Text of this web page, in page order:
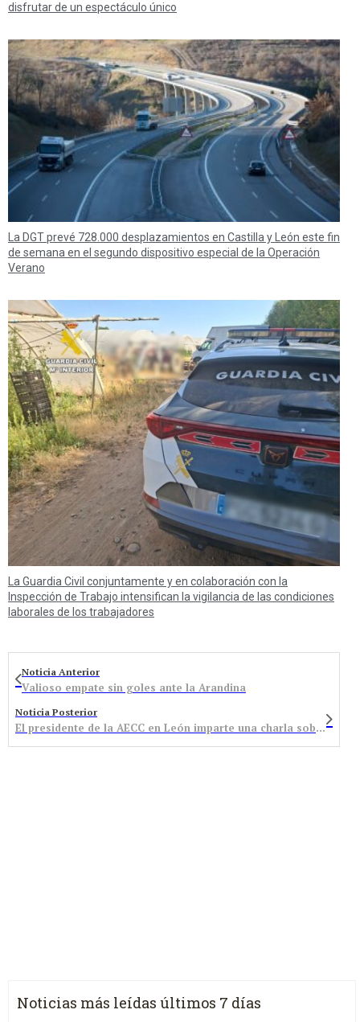
disfrutar de un espectáculo único
La DGT prevé 728.000 desplazamientos en Castilla y León este fin
de semana en el segundo dispositivo especial de la Operación
Verano
La Guardia Civil conjuntamente y en colaboración con la
Inspección de Trabajo intensifican la vigilancia de las condiciones
laborales de los trabajadores
Noticia Anterior
Valioso empate sin goles ante la Arandina
Noticia Posterior
El presidente de la AECC en León imparte una charla sobre alimentación
Noticias más leídas últimos 7 días